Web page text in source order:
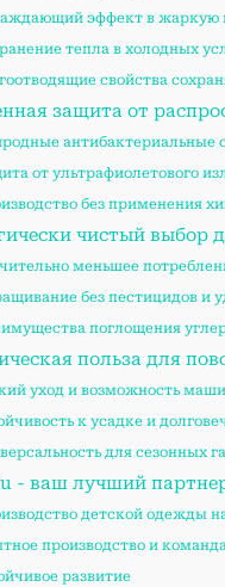
эффект в жаркую
тепла в холодных
свойства
защита от
антибактериальные
от ультрафиолетового
без применения
чистый выбор
меньшее
без пестицидов и
поглощения
польза для
уход и возможность
к усадке и
для сезонных
- ваш лучший
детской одежды
производство и
развитие